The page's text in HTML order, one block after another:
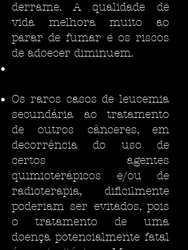
derrame. A qualidade de
vida melhora muito ao
parar de fumar e os riscos
de adoecer diminuem.
Os raros casos de leucemia
secundária ao tratamento
de outros cânceres, em
decorrência do uso de
certos agentes
quimioterápicos e/ou de
radioterapia, dificilmente
poderiam ser evitados, pois
o tratamento de uma
doença potencialmente fatal